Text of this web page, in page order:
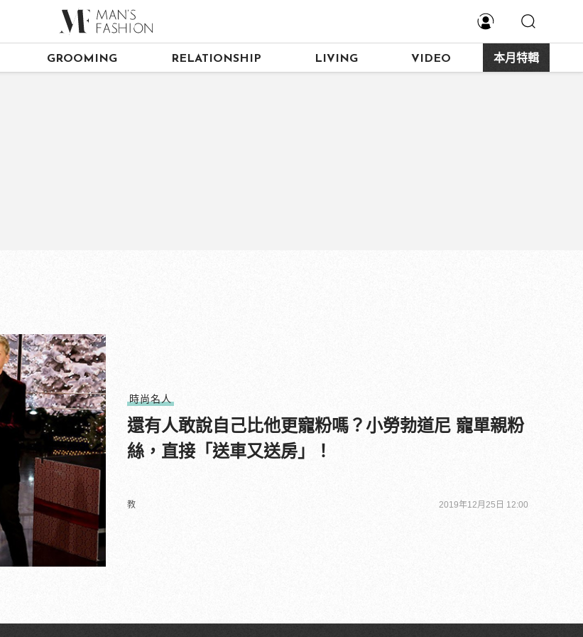
GROOMING RELATIONSHIP LIVING VIDEO 本月特輯
時尚名人
還有人敢說自己比他更寵粉嗎？小勞勃道尼 寵單親粉
絲，直接「送車又送房」！
教 2019年12月25日 12:00